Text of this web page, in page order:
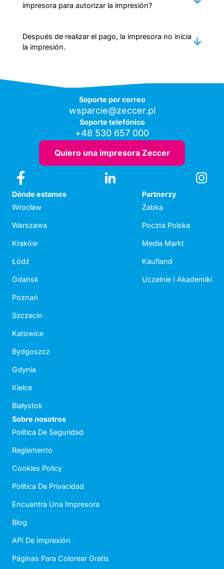
impresora para autorizar la impresión?
Después de realizar el pago, la impresora no inicia
la impresión.
Soporte por correo
wsparcie@zeccer.pl
Soporte telefónico
+48 530 657 000
Quiero una impresora Zeccer
Dónde estamos
Wrocław
Warszawa
Kraków
Łódź
Gdańsk
Poznań
Szczecin
Katowice
Bydgoszcz
Gdynia
Kielce
Białystok
Partnerzy
Żabka
Poczta Polska
Media Markt
Kaufland
Uczelnie I Akademiki
Sobre nosotros
Política De Seguridad
Reglamento
Cookies Policy
Política De Privacidad
Encuentra Una Impresora
Blog
API De Impresión
Páginas Para Colorear Gratis